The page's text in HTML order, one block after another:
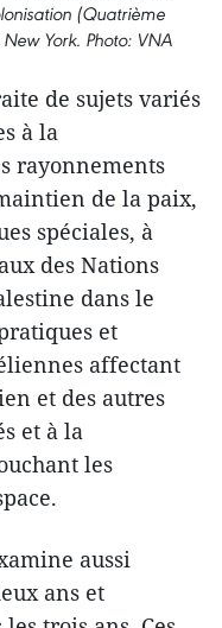
(Quatrième
York. Photo: VNA
de sujets variés
à la
rayonnements
de la paix,
spéciales, à
des Nations
dans le
et
affectant
et des autres
et à la
les
aussi
ans et